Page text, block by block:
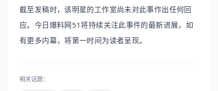
截至发稿时，该明星的工作室尚未对此事作出任何回
应。今日爆料网51将持续关注此事件的最新进展，如
有更多内幕，将第一时间为读者呈现。
相关话题：